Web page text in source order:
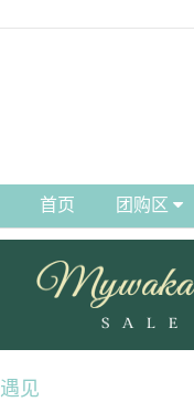
首页 团购区
遇见